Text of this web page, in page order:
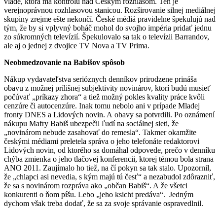
verejnoprávnou rozhlasovou stanicou. Rozširovanie silnej mediálnej
skupiny zrejme ešte nekončí. České médiá pravidelne špekulujú nad
tým, že by si vplyvný boháč mohol do svojho impéria pridať jednu
zo súkromných televízií. Špekulovalo sa tak o televízii Barrandov,
ale aj o jednej z dvojice TV Nova a TV Prima.
Neobmedzovanie na Babišov spôsob
Nákup vydavateľstva serióznych denníkov prirodzene prináša
obavu z možnej prílišnej subjektivity novinárov, ktorí budú musieť
počúvať „príkazy zhora“ a tiež možný pokles kvality práce kvôli
cenzúre či autocenzúre. Inak tomu nebolo ani v prípade Mladej
fronty DNES a Lidových novin. A obavy sa potvrdili. Po oznámení
nákupu Mafry Babiš ubezpečil ľudí na sociálnej sieti, že
„novinárom nebude zasahovať do remesla“. Takmer okamžite
českými médiami preletela správa o jeho telefonáte redaktorovi
Lidových novin, od ktorého sa domáhal odpovede, prečo v denníku
chýba zmienka o jeho tlačovej konferencii, ktorej témou bola strana
ANO 2011. Zaujímalo ho tiež, na čí pokyn sa tak stalo. Upozornil,
že „chlapci asi nevedia, s kým majú tú česť“ a nezabudol zdôrazniť,
že sa s novinárom rozpráva ako „občan Babiš“. A že všetci
konkurenti o ňom píšu. Lebo „jeho ksicht predáva“. Jedným
dychom však treba dodať, že sa za svoje správanie ospravedlnil.